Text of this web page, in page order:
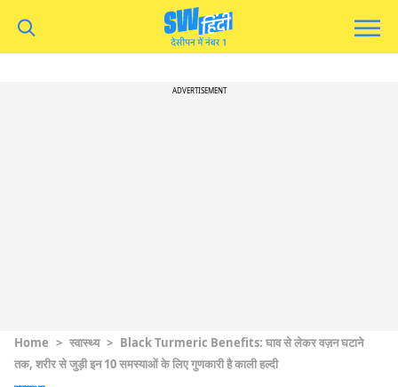
ADVERTISEMENT
Home > स्वास्थ्य > Black Turmeric Benefits: घाव से लेकर वज़न घटाने
तक, शरीर से जुड़ी इन 10 समस्याओं के लिए गुणकारी है काली हल्दी